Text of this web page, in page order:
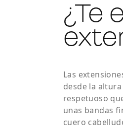
¿Te
Las
desde la
respetuoso
unas bandas
cuero